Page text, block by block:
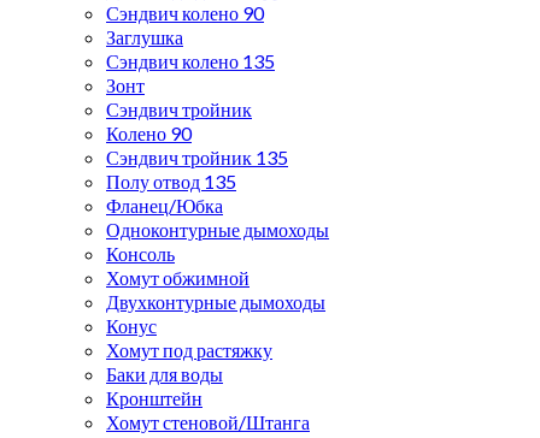
Сэндвич колено 90
Заглушка
Сэндвич колено 135
Зонт
Сэндвич тройник
Колено 90
Сэндвич тройник 135
Полу отвод 135
Фланец/Юбка
Одноконтурные дымоходы
Консоль
Хомут обжимной
Двухконтурные дымоходы
Конус
Хомут под растяжку
Баки для воды
Кронштейн
Хомут стеновой/Штанга